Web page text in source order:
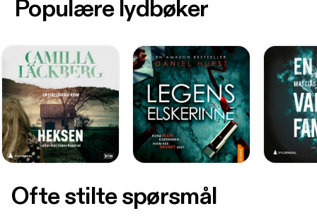
Populære lydbøker
Ofte stilte spørsmål